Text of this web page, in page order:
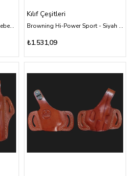
Browning Hi-Power Yarım Kelebek - Siyah Deri Kılıf Çeşitleri
Kılıf Çeşitleri
Browning Hi-Power Sport - Siyah Deri Kılıf Çeşitleri
₺1.531,09